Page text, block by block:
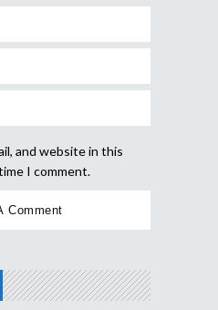
and website in this
I comment.